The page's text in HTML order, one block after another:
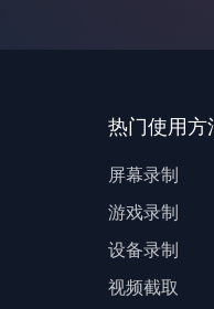
热门使用方
屏幕录制
游戏录制
设备录制
视频截取